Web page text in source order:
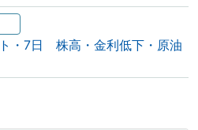
・7日 株高・金利低下・原油